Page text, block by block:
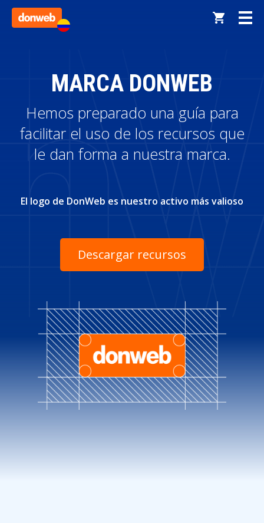
MARCA DONWEB
Hemos preparado una guía para
facilitar el uso de los recursos que
le dan forma a nuestra marca.
El logo de DonWeb es nuestro activo más valioso
Descargar recursos